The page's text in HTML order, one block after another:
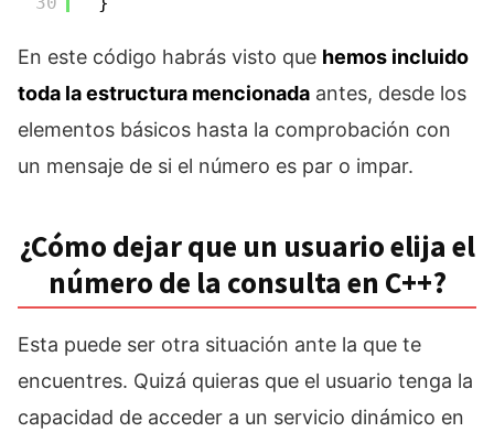
En este código habrás visto que hemos incluido
toda la estructura mencionada antes, desde los
elementos básicos hasta la comprobación con
un mensaje de si el número es par o impar.
¿Cómo dejar que un usuario elija el
número de la consulta en C++?
Esta puede ser otra situación ante la que te
encuentres. Quizá quieras que el usuario tenga la
capacidad de acceder a un servicio dinámico en